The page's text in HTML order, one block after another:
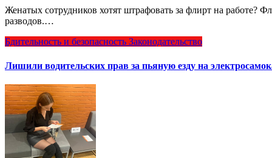
Женатых сотрудников хотят штрафовать за флирт на работе? Флирт на работе разрушает семьи и приводит к росту
разводов.…
Бдительность и безопасность Законодательство
Лишили водительских прав за пьяную езду на